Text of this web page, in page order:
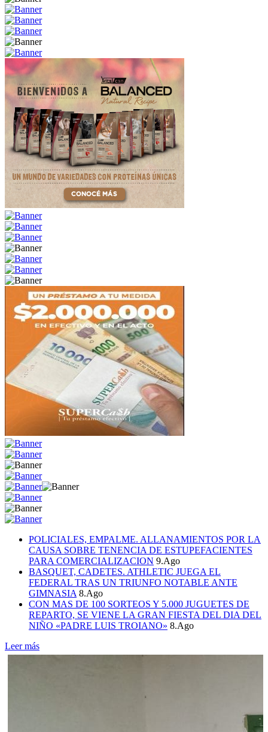
POLICIALES, EMPALME. ALLANAMIENTOS POR LA
CAUSA SOBRE TENENCIA DE ESTUPEFACIENTES
PARA COMERCIALIZACION 9.Ago
BASQUET, CADETES. ATHLETIC JUEGA EL
FEDERAL TRAS UN TRIUNFO NOTABLE ANTE
GIMNASIA 8.Ago
CON MAS DE 100 SORTEOS Y 5.000 JUGUETES DE
REPARTO, SE VIENE LA GRAN FIESTA DEL DIA DEL
NIÑO «PADRE LUIS TROIANO» 8.Ago
Leer más